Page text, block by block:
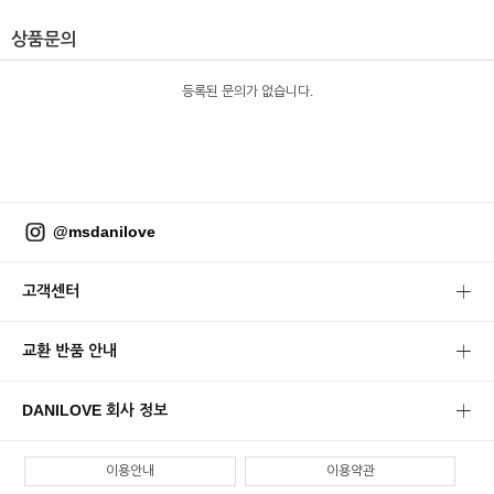
상품문의
등록된 문의가 없습니다.
@msdanilove
고객센터
교환 반품 안내
DANILOVE 회사 정보
이용안내 이용약관